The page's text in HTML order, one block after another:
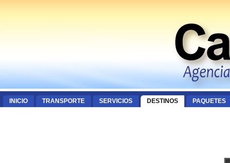
INICIO TRANSPORTE SERVICIOS DESTINOS PAQUETES